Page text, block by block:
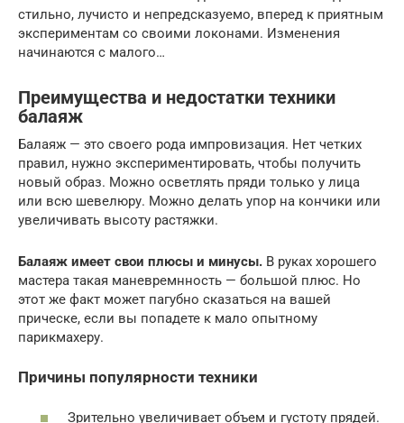
стильно, лучисто и непредсказуемо, вперед к приятным
экспериментам со своими локонами. Изменения
начинаются с малого…
Преимущества и недостатки техники
балаяж
Балаяж — это своего рода импровизация. Нет четких
правил, нужно экспериментировать, чтобы получить
новый образ. Можно осветлять пряди только у лица
или всю шевелюру. Можно делать упор на кончики или
увеличивать высоту растяжки.
Балаяж имеет свои плюсы и минусы. В руках хорошего
мастера такая маневремнность — большой плюс. Но
этот же факт может пагубно сказаться на вашей
прическе, если вы попадете к мало опытному
парикмахеру.
Причины популярности техники
Зрительно увеличивает объем и густоту прядей.